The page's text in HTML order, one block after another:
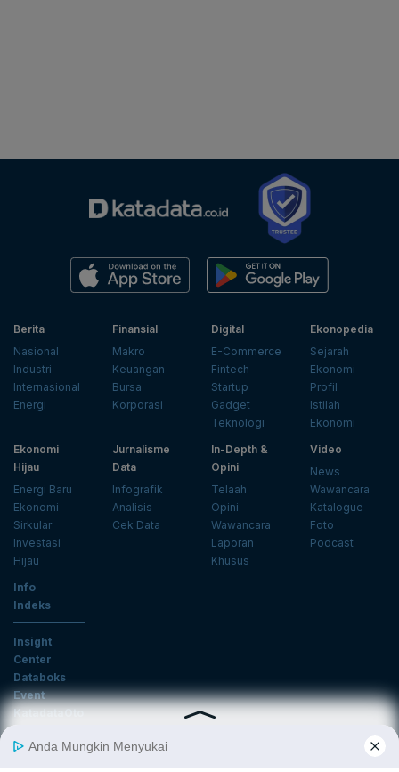
Berita
Nasional
Industri
Internasional
Energi
Finansial
Makro
Keuangan
Bursa
Korporasi
Digital
E-Commerce
Fintech
Startup
Gadget
Teknologi
Ekonopedia
Sejarah
Ekonomi
Profil
Istilah
Ekonomi
Ekonomi
Hijau
Energi Baru
Ekonomi
Sirkular
Investasi
Hijau
Jurnalisme
Data
Infografik
Analisis
Cek Data
In-Depth &
Opini
Telaah
Opini
Wawancara
Laporan
Khusus
Video
News
Wawancara
Katalogue
Foto
Podcast
Info
Indeks
Insight
Center
Databoks
Event
KatadataOto